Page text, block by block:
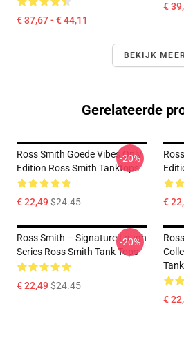
€ 37,67 - € 44,11
€
BEKIJK
Gerelateerde
Ross Smith Goede Vibes Only
Edition Ross Smith Tanktops
€ 22,49$24.45
-20%
€
Ross Smith – Signature Laugh
Series Ross Smith Tank Tops
€ 22,49$24.45
-20%
€